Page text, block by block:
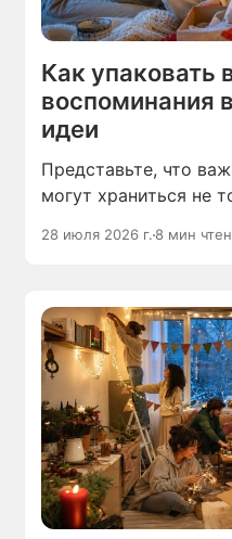
Как упаковать
воспоминания
идеи
Представьте, что
могут храниться не
28 июля 2026 г.8 мин